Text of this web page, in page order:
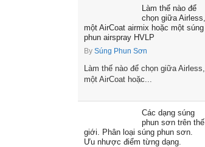
Làm thế nào để
chọn giữa Airless,
một AirCoat airmix hoặc một súng
phun airspray HVLP
By Súng Phun Sơn
Làm thế nào để chọn giữa Airless,
một AirCoat hoặc...
Các dạng súng
phun sơn trên thế
giới. Phân loại súng phun sơn.
Ưu nhược điểm từng dạng.